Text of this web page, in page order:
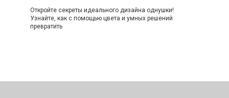
Откройте секреты идеального дизайна однушки!
Узнайте, как с помощью цвета и умных решений
превратить